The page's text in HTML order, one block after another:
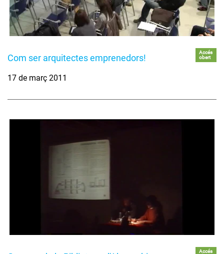
Com ser arquitectes emprenedors!
Accés
obert
17 de març 2011
Accés